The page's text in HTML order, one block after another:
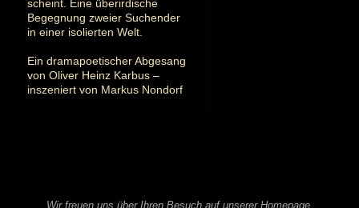
scheint. Eine überirdische
Begegnung zweier Suchender
in einer isolierten Welt.
Ein dramapoetischer Abgesang
von Oliver Heinz Karbus –
inszeniert von Markus Nondorf
Wir freuen uns über Ihren Besuch auf unserer Homepage.